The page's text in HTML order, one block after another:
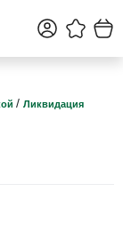
/ Ликвидация